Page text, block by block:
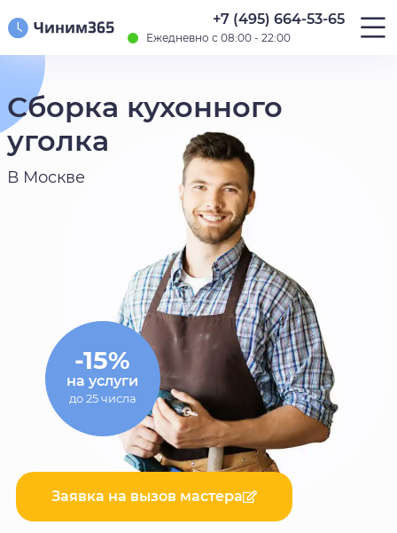
+7 (495) 664-53-65
Ежедневно с 08:00 - 22:00
Сборка кухонного
уголка
В Москве
Заявка на вызов мастера
-15%
на услуги
до 25 числа